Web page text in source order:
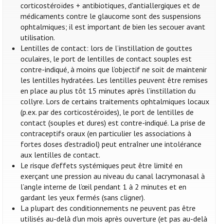
corticostéroïdes + antibiotiques, d'antiallergiques et de
médicaments contre le glaucome sont des suspensions
ophtalmiques; il est important de bien les secouer avant
utilisation.
Lentilles de contact: lors de l’instillation de gouttes
oculaires, le port de lentilles de contact souples est
contre-indiqué, à moins que l’objectif ne soit de maintenir
les lentilles hydratées. Les lentilles peuvent être remises
en place au plus tôt 15 minutes après l’instillation du
collyre. Lors de certains traitements ophtalmiques locaux
(p.ex. par des corticostéroïdes), le port de lentilles de
contact (souples et dures) est contre-indiqué. La prise de
contraceptifs oraux (en particulier les associations à
fortes doses d'estradiol) peut entraîner une intolérance
aux lentilles de contact.
Le risque d'effets systémiques peut être limité en
exerçant une pression au niveau du canal lacrymonasal à
l’angle interne de l’œil pendant 1 à 2 minutes et en
gardant les yeux fermés (sans cligner).
La plupart des conditionnements ne peuvent pas être
utilisés au-delà d'un mois après ouverture (et pas au-delà